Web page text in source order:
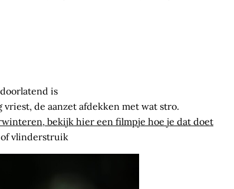
is
de aanzet afdekken met wat stro.
bekijk hier een filmpje hoe je dat doet
of vlinderstruik